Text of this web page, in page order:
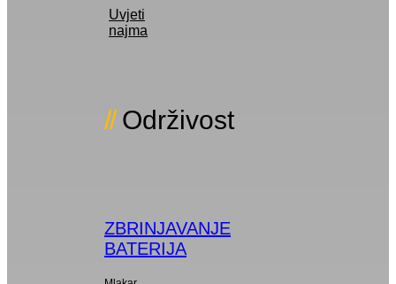
Uvjeti
najma
Održivost
ZBRINJAVANJE
BATERIJA